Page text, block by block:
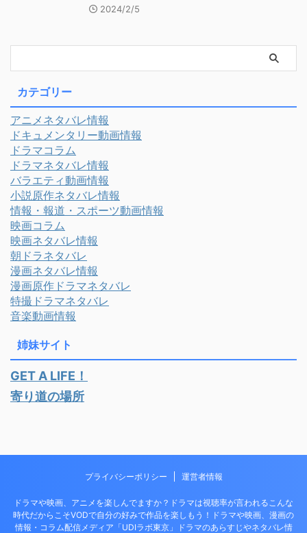
2024/2/5
カテゴリー
アニメネタバレ情報
ドキュメンタリー動画情報
ドラマコラム
ドラマネタバレ情報
バラエティ動画情報
小説原作ネタバレ情報
情報・報道・スポーツ動画情報
映画コラム
映画ネタバレ情報
朝ドラネタバレ
漫画ネタバレ情報
漫画原作ドラマネタバレ
特撮ドラマネタバレ
音楽動画情報
姉妹サイト
GET A LIFE！
寄り道の場所
プライバシーポリシー 運営者情報
ドラマや映画、アニメを楽しんでますか？ドラマは視聴率が言われるこんな
時代だからこそVODで自分の好みで作品を楽しもう！ドラマや映画、漫画の
情報・コラム配信メディア「UDIラボ東京」ドラマのあらすじやネタバレ情